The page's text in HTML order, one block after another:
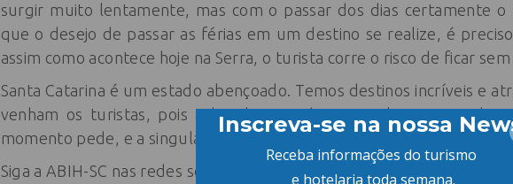
surgir muito lentamente, mas com o passar dos dias certamente
que o desejo de passar as férias em um destino se realize, é
assim como acontece hoje na Serra, o turista corre o risco de ficar sem
Santa Catarina é um estado abençoado. Temos destinos incríveis e
venham os turistas, pois a hotelaria está preparada para
momento pede, e a singular hospitalidade do povo catarinense.
Siga a ABIH-SC nas redes sociais: